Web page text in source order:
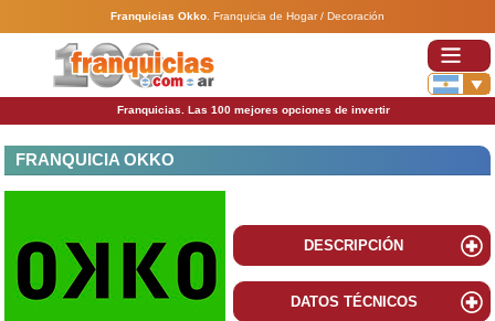
Franquicias Okko Franquicia de Hogar / Decoración
Franquicias. Las 100 mejores opciones de invertir
FRANQUICIA OKKO
DESCRIPCIÓN
DATOS TÉCNICOS